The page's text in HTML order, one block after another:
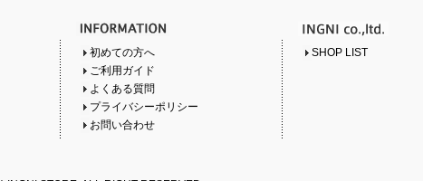
初めての方へ
ご利用ガイド
よくある質問
プライバシーポリシー
お問い合わせ
SHOP LIST